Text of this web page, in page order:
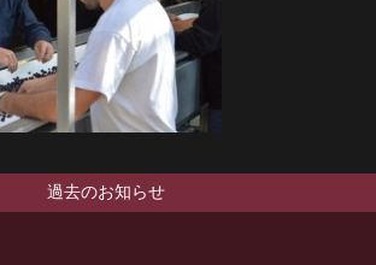
過去のお知らせ